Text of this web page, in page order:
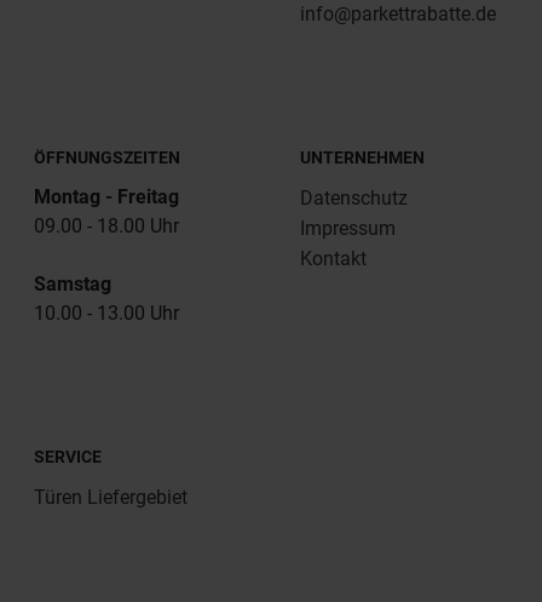
info@parkettrabatte.de
ÖFFNUNGSZEITEN
Montag - Freitag
09.00 - 18.00 Uhr
Samstag
10.00 - 13.00 Uhr
UNTERNEHMEN
Datenschutz
Impressum
Kontakt
SERVICE
Türen Liefergebiet